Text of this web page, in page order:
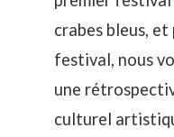
crabes bleus,
festival, nous
une
culturel